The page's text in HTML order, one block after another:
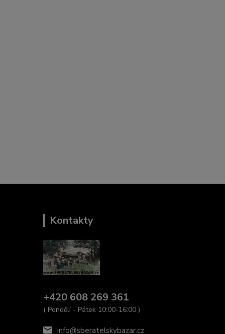
Kontakty
+420 608 269 361
( Pondělí - Pátek 10:00-16:00 )
info@sberatelskybazar.cz